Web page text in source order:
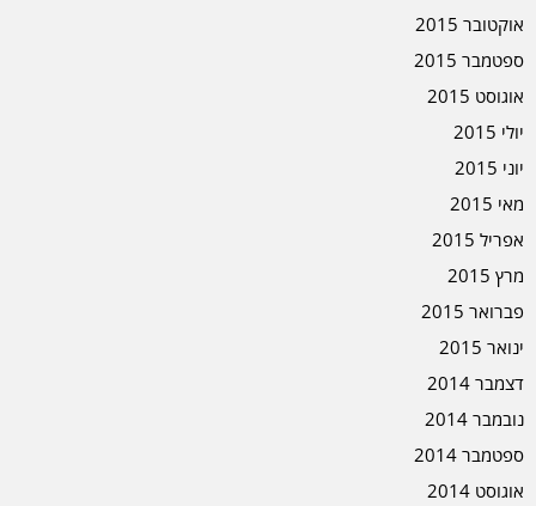
אוקטובר 2015
ספטמבר 2015
אוגוסט 2015
יולי 2015
יוני 2015
מאי 2015
אפריל 2015
מרץ 2015
פברואר 2015
ינואר 2015
דצמבר 2014
נובמבר 2014
ספטמבר 2014
אוגוסט 2014